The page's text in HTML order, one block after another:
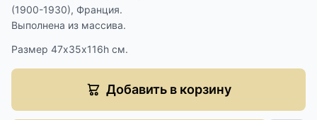
(1900-1930), Франция.
Выполнена из массива.
Размер 47х35х116h см.
Добавить в корзину